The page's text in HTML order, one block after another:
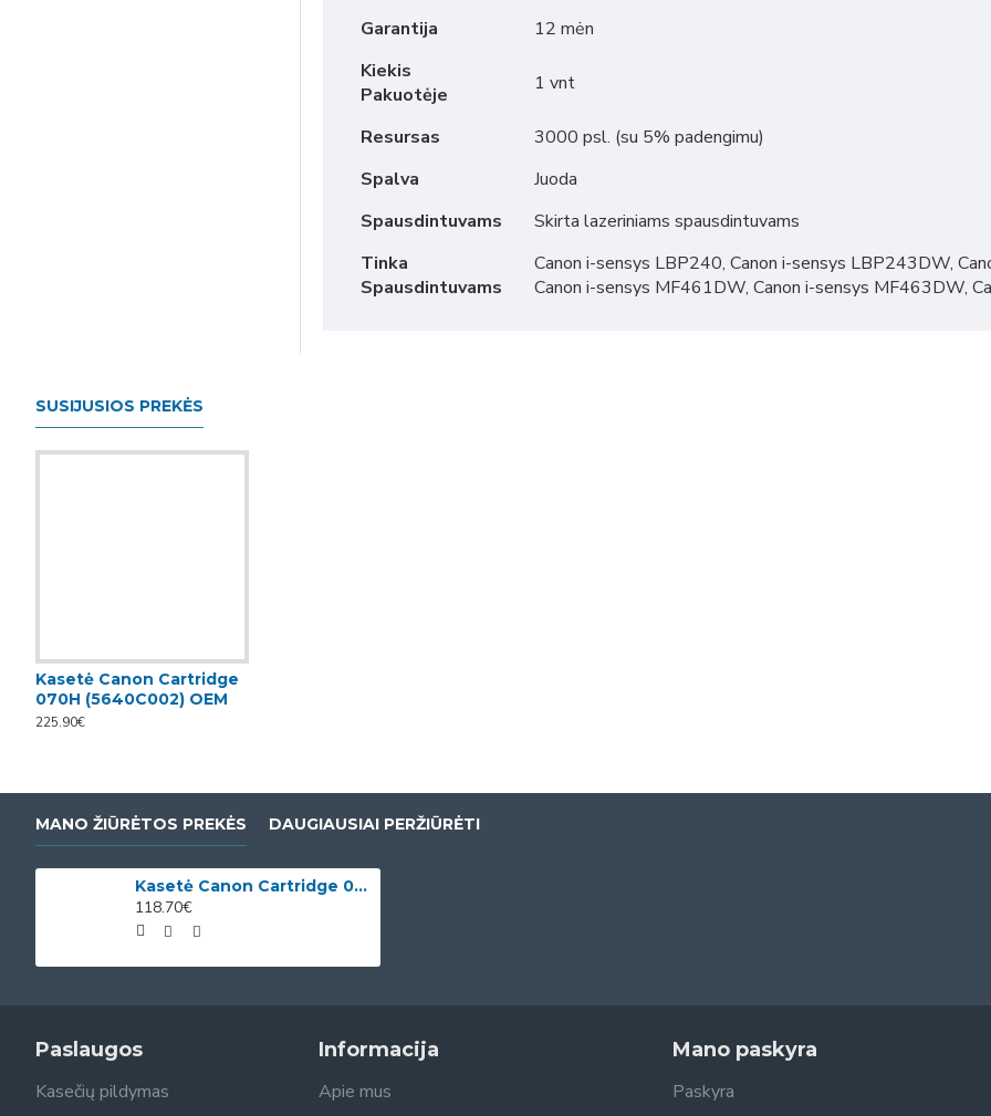
Garantija
12 mėn
Kiekis
Pakuotėje
1 vnt
Resursas
3000 psl. (su 5% padengimu)
Spalva
Juoda
Spausdintuvams
Skirta lazeriniams spausdintuvams
Tinka
Spausdintuvams
Canon i-sensys LBP240, Canon i-sensys LBP243DW,
Canon i-sensys MF461DW, Canon i-sensys MF463DW,
SUSIJUSIOS PREKĖS
Kasetė Canon Cartridge
070H (5640C002) OEM
225.90€
MANO ŽIŪRĖTOS PREKĖS DAUGIAUSIAI PERŽIŪRĖTI
Kasetė Canon Cartridge 070 (5639C002) OEM
118.70€
Paslaugos
Kasečių pildymas
Informacija
Apie mus
Mano paskyra
Paskyra